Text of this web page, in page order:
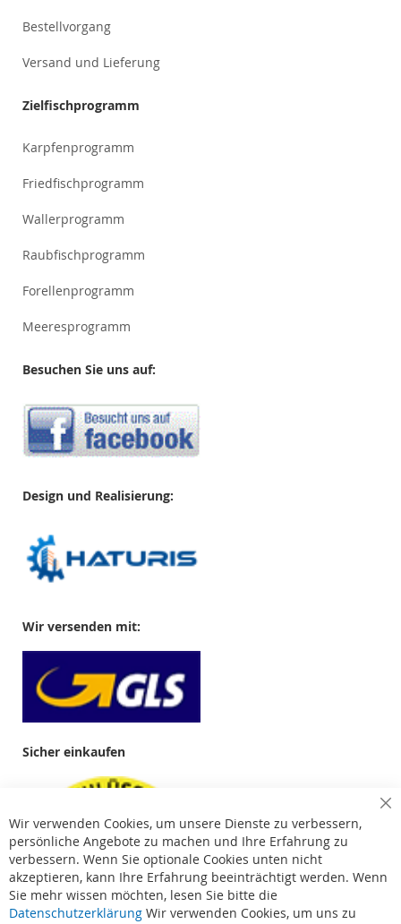
Bestellvorgang
Versand und Lieferung
Zielfischprogramm
Karpfenprogramm
Friedfischprogramm
Wallerprogramm
Raubfischprogramm
Forellenprogramm
Meeresprogramm
Besuchen Sie uns auf:
Design und Realisierung:
Wir versenden mit:
Sicher einkaufen
Wir verwenden Cookies, um unsere Dienste zu verbessern,
persönliche Angebote zu machen und Ihre Erfahrung zu
verbessern. Wenn Sie optionale Cookies unten nicht
akzeptieren, kann Ihre Erfahrung beeinträchtigt werden. Wenn
Sie mehr wissen möchten, lesen Sie bitte die
Datenschutzerklärung Wir verwenden Cookies, um uns zu